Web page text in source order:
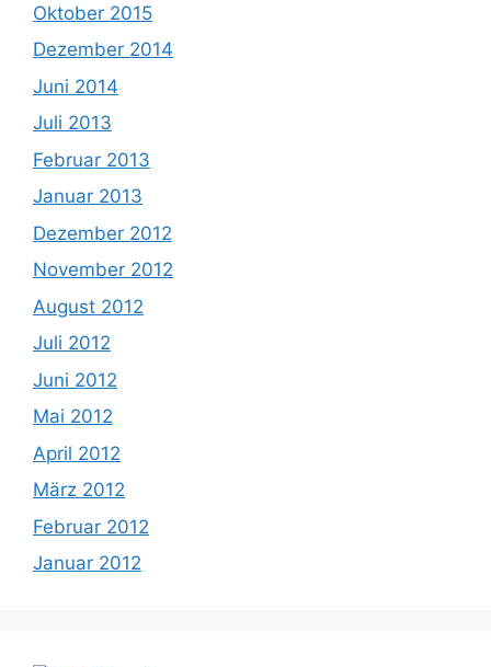
Oktober 2015
Dezember 2014
Juni 2014
Juli 2013
Februar 2013
Januar 2013
Dezember 2012
November 2012
August 2012
Juli 2012
Juni 2012
Mai 2012
April 2012
März 2012
Februar 2012
Januar 2012